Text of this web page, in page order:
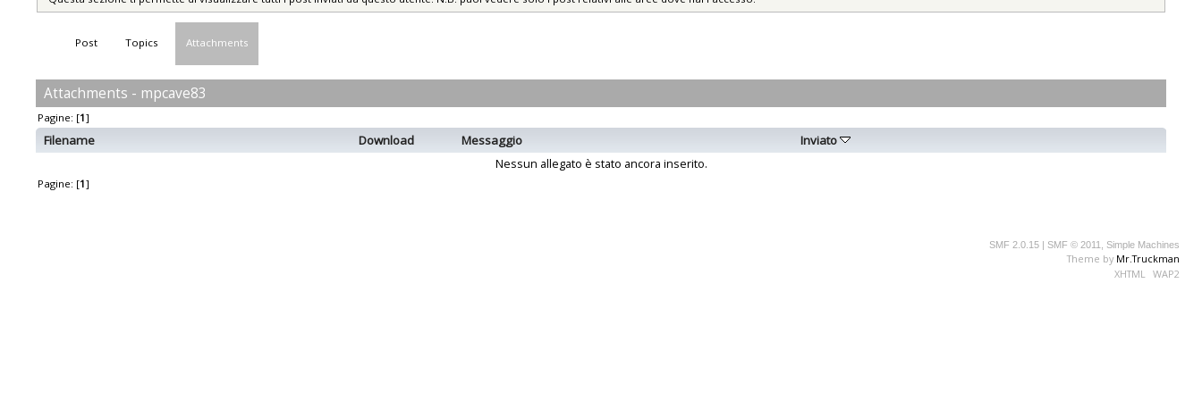
Post Topics Attachments
Attachments - mpcave83
Pagine: [1]
Filename Download Messaggio
Inviato
Nessun allegato è stato ancora inserito.
Pagine: [1]
SMF 2.0.15 | SMF © 2011 Simple Machines
Theme by Mr.Truckman
XHTML
WAP2